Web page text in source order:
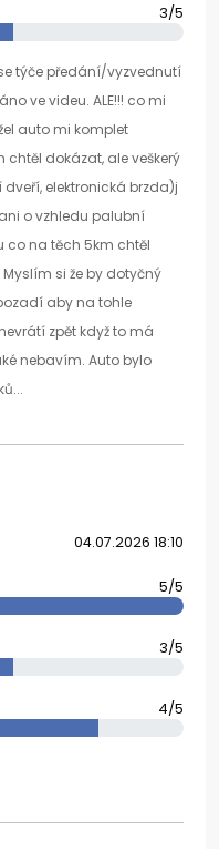
3/5
týče předání/vyzvednutí
ve videu. ALE!!! co mi
auto mi komplet
chtěl dokázat, ale veškerý
elektronická brzda)j
o vzhledu palubní
co na těch 5km chtěl
si že by dotyčný
aby na tohle
zpět když to má
nebavím. Auto bylo
04.07.2026 18:10
5/5
3/5
4/5